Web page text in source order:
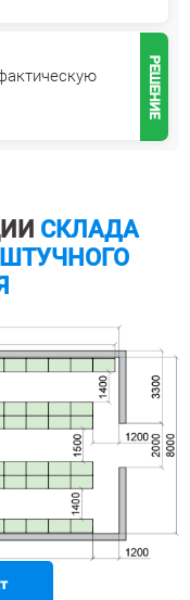
РЕШЕНИЕ
СКЛАДА